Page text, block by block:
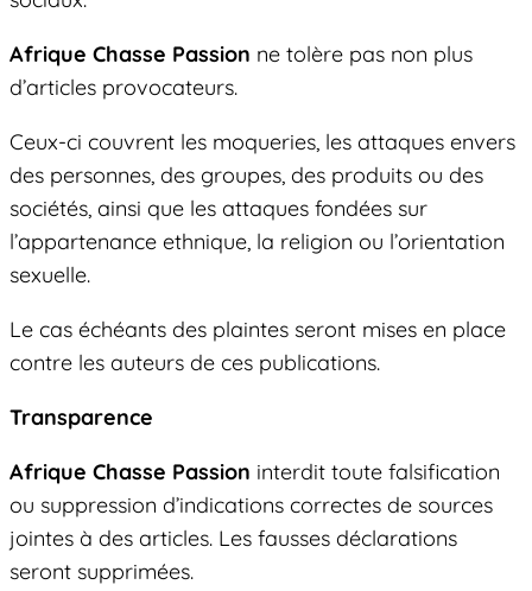
Afrique Chasse Passion ne tolère pas non plus
d’articles provocateurs.
Ceux-ci couvrent les moqueries, les attaques envers
des personnes, des groupes, des produits ou des
sociétés, ainsi que les attaques fondées sur
l’appartenance ethnique, la religion ou l’orientation
sexuelle.
Le cas échéants des plaintes seront mises en place
contre les auteurs de ces publications.
Transparence
Afrique Chasse Passion interdit toute falsification
ou suppression d’indications correctes de sources
jointes à des articles. Les fausses déclarations
seront supprimées.